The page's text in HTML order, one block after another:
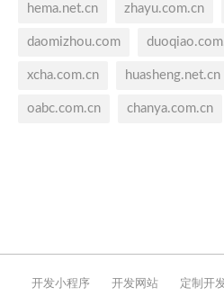
hema.net.cn zhayu.com.cn
daomizhou.com
xcha.com.cn huasheng.net.cn
oabc.com.cn chanya.com.cn
开发小程序 开发网站 定制开